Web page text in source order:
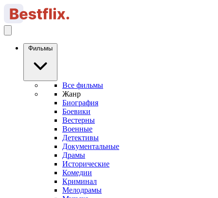
Фильмы
Все фильмы
Жанр
Биография
Боевики
Вестерны
Военные
Детективы
Документальные
Драмы
Исторические
Комедии
Криминал
Мелодрамы